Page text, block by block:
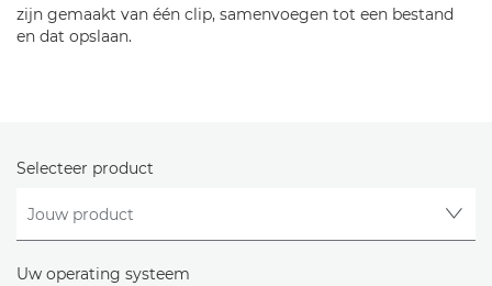
zijn gemaakt van één clip, samenvoegen tot een bestand
en dat opslaan.
Selecteer product
Uw operating systeem